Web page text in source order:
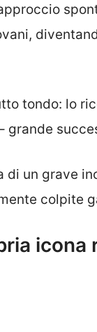
tondo: lo
grande
di un grave
colpite
icona